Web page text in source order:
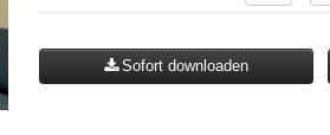
Sofort downloaden